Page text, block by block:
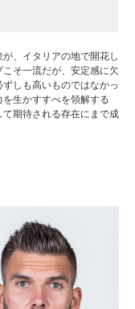
、イタリアの地で開花し
そ一流だが、安定感に欠
しも高いものではなかっ
生かすすべを領解する
期待される存在にまで成